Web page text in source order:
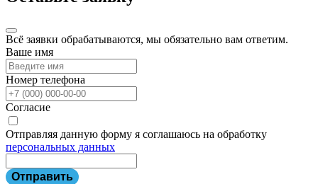
Всё заявки обрабатываются, мы обязательно вам ответим.
Ваше имя
Номер телефона
Согласие
Отправляя данную форму я соглашаюсь на обработку
персональных данных
Отправить